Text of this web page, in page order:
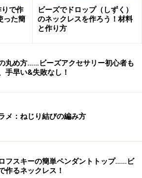
けるには
目をつけるためには、写真のように
ロンをかけると簡単です。
盛りを書き込んで手作りの「アイロ
くと便利です。目盛りに合わせて折
るので、手早くきれいな折り目をつ
揃えておいてもいいですね。
で作
った簡
ビーズでドロップ（しずく）
のネックレスを作ろう！材料
と作り方
丸め方……ビーズアクセサリー初心者も
手早い&失敗なし！
メ：ねじり結びの編み方
フスキーの簡単ペンダントトップ……ビ
作るネックレス！